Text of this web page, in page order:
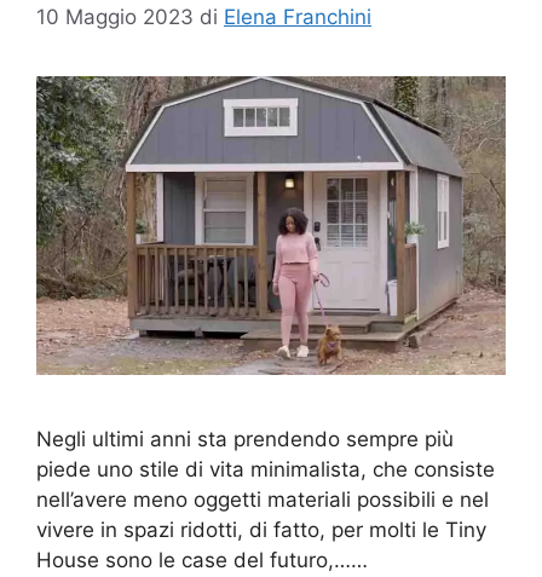
10 Maggio 2023 di Elena Franchini
Negli ultimi anni sta prendendo sempre più
piede uno stile di vita minimalista, che consiste
nell’avere meno oggetti materiali possibili e nel
vivere in spazi ridotti, di fatto, per molti le Tiny
House sono le case del futuro,……